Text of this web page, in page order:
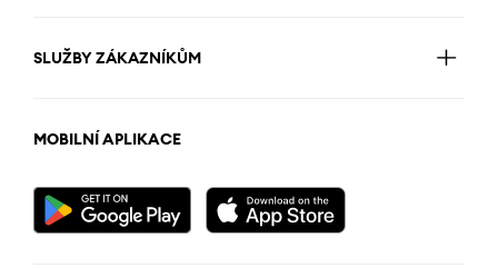
SLUŽBY ZÁKAZNÍKŮM
MOBILNÍ APLIKACE